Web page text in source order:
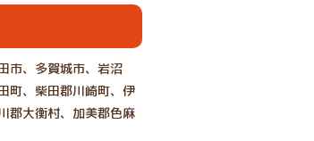
市、多賀城市、岩沼
町、柴田郡川崎町、伊
郡大衡村、加美郡色麻